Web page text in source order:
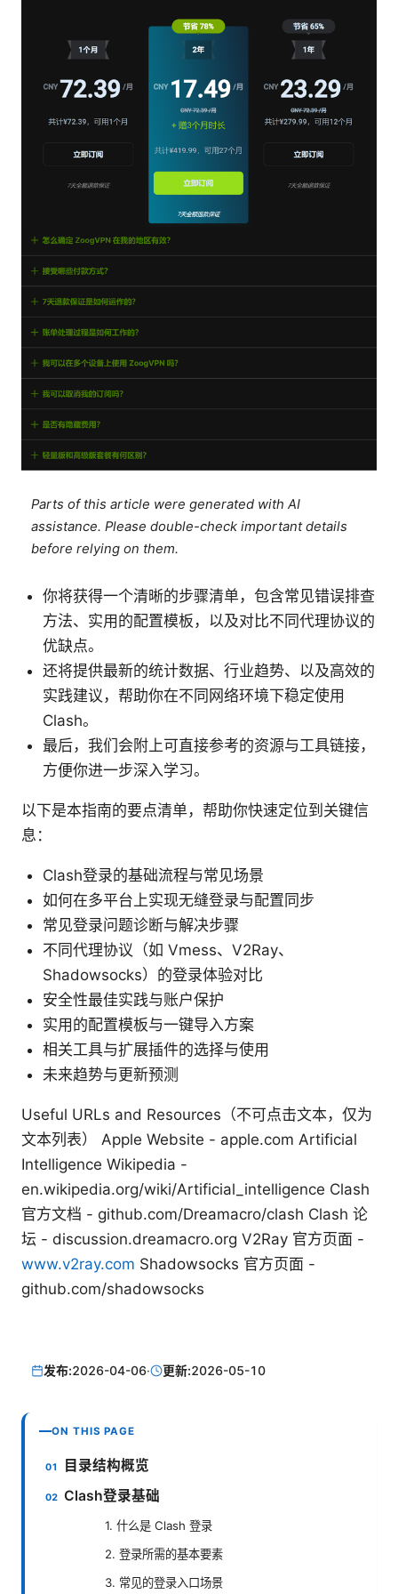
Parts of this article were generated with AI
assistance. Please double-check important details
before relying on them.
你将获得一个清晰的步骤清单，包含常见错误排查
方法、实用的配置模板，以及对比不同代理协议的
优缺点。
还将提供最新的统计数据、行业趋势、以及高效的
实践建议，帮助你在不同网络环境下稳定使用
Clash。
最后，我们会附上可直接参考的资源与工具链接，
方便你进一步深入学习。
以下是本指南的要点清单，帮助你快速定位到关键信
息：
Clash登录的基础流程与常见场景
如何在多平台上实现无缝登录与配置同步
常见登录问题诊断与解决步骤
不同代理协议（如 Vmess、V2Ray、
Shadowsocks）的登录体验对比
安全性最佳实践与账户保护
实用的配置模板与一键导入方案
相关工具与扩展插件的选择与使用
未来趋势与更新预测
Useful URLs and Resources（不可点击文本，仅为
文本列表） Apple Website - apple.com Artificial
Intelligence Wikipedia -
en.wikipedia.org/wiki/Artificial_intelligence Clash
官方文档 - github.com/Dreamacro/clash Clash 论
坛 - discussion.dreamacro.org V2Ray 官方页面 -
www.v2ray.com Shadowsocks 官方页面 -
github.com/shadowsocks
发布:2026-04-06· 更新:2026-05-10
ON THIS PAGE
目录结构概览
Clash登录基础
1. 什么是 Clash 登录
2. 登录所需的基本要素
3. 常见的登录入口场景